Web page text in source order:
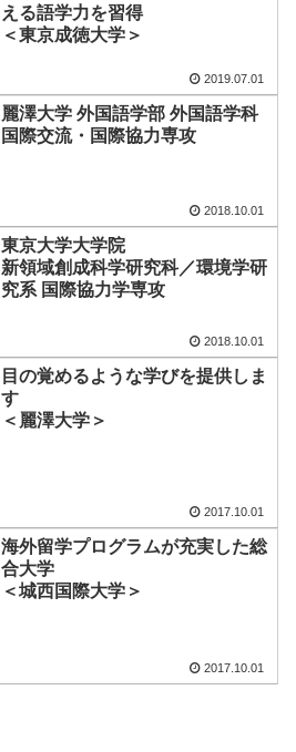
える語学力を習得
＜東京成徳大学＞
2019.07.01
麗澤大学 外国語学部 外国語学科
国際交流・国際協力専攻
2018.10.01
東京大学大学院
新領域創成科学研究科／環境学研
究系 国際協力学専攻
2018.10.01
目の覚めるような学びを提供しま
す
＜麗澤大学＞
2017.10.01
海外留学プログラムが充実した総
合大学
＜城西国際大学＞
2017.10.01